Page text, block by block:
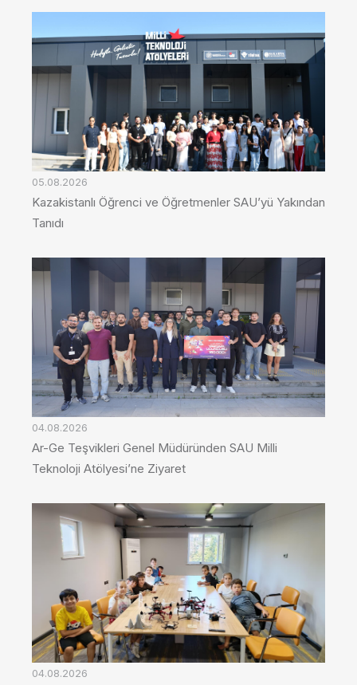
05.08.2026
Kazakistanlı Öğrenci ve Öğretmenler SAU’yü Yakından
Tanıdı
04.08.2026
Ar-Ge Teşvikleri Genel Müdüründen SAU Milli
Teknoloji Atölyesi’ne Ziyaret
04.08.2026